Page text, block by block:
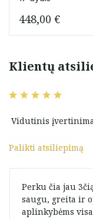
448,00 €
Klientų
Vidutinis
Palikti atsiliepimą
Perku čia jau
saugu, greita ir
aplinkybėms